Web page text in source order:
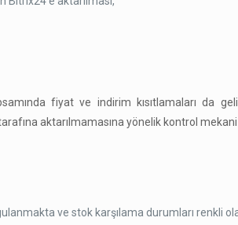
fiyat ve indirim kısıtlamaları da
aktarılmamasına yönelik kontrol
ve stok karşılama durumları renkli